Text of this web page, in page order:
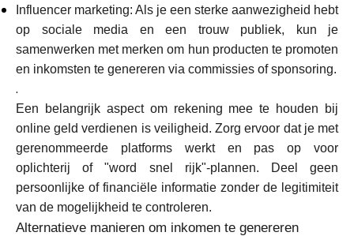
Influencer marketing: Als je een sterke aanwezigheid hebt
op sociale media en een trouw publiek, kun je
samenwerken met merken om hun producten te promoten
en inkomsten te genereren via commissies of sponsoring.
.
Een belangrijk aspect om rekening mee te houden bij
online geld verdienen is veiligheid. Zorg ervoor dat je met
gerenommeerde platforms werkt en pas op voor
oplichterij of "word snel rijk"-plannen. Deel geen
persoonlijke of financiële informatie zonder de legitimiteit
van de mogelijkheid te controleren.
Alternatieve manieren om inkomen te genereren